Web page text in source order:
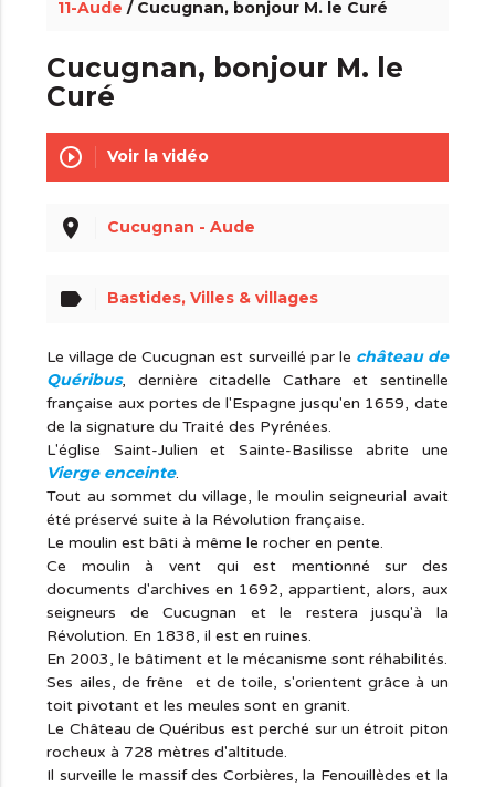
11-Aude / Cucugnan, bonjour M. le Curé
Cucugnan, bonjour M. le
Curé
play_circle_outline Voir la vidéo
place Cucugnan - Aude
label Bastides, Villes & villages
Le village de Cucugnan est surveillé par le château de
Quéribus, dernière citadelle Cathare et sentinelle
française aux portes de l'Espagne jusqu'en 1659, date
de la signature du Traité des Pyrénées.
L'église Saint-Julien et Sainte-Basilisse abrite une
Vierge enceinte.
Tout au sommet du village, le moulin seigneurial avait
été préservé suite à la Révolution française.
Le moulin est bâti à même le rocher en pente.
Ce moulin à vent qui est mentionné sur des
documents d'archives en 1692, appartient, alors, aux
seigneurs de Cucugnan et le restera jusqu'à la
Révolution. En 1838, il est en ruines.
En 2003, le bâtiment et le mécanisme sont réhabilités.
Ses ailes, de frêne et de toile, s'orientent grâce à un
toit pivotant et les meules sont en granit.
Le Château de Quéribus est perché sur un étroit piton
rocheux à 728 mètres d'altitude.
Il surveille le massif des Corbières, la Fenouillèdes et la